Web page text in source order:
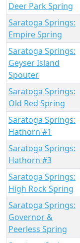
Deer Park Spring
Saratoga Springs:
Empire Spring
Saratoga Springs:
Geyser Island
Spouter
Saratoga Springs:
Old Red Spring
Saratoga Springs:
Hathorn #1
Saratoga Springs:
Hathorn #3
Saratoga Springs:
High Rock Spring
Saratoga Springs:
Governor &
Peerless Spring